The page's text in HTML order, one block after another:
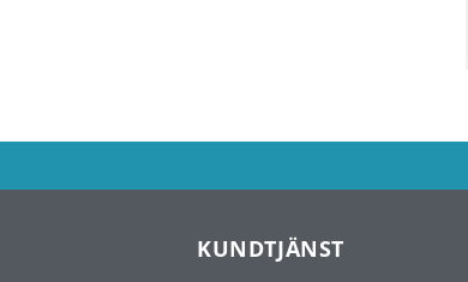
KUNDTJÄNST